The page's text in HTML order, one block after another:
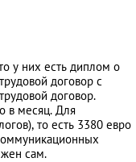
у них есть диплом о
договор с
договор.
в месяц. Для
то есть 3380 евро
сам.